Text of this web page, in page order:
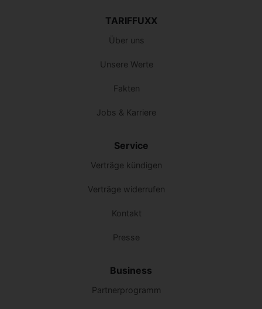
TARIFFUXX
Über uns
Unsere Werte
Fakten
Jobs & Karriere
Service
Verträge kündigen
Verträge widerrufen
Kontakt
Presse
Business
Partnerprogramm